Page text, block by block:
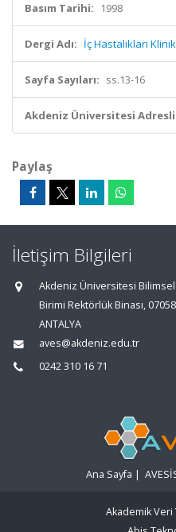
Basım Tarihi: 1998
Dergi Adı: İç Hastalıkları
Sayfa Sayıları: ss.13-16
Akdeniz Üniversitesi
Paylaş
İletişim Bilgileri
Akdeniz Üniversitesi
Birimi Rektörlük Binası, 07058
ANTALYA
aves@akdeniz.edu.tr
0242 310 16 71
Ana Sayfa |
Akademik